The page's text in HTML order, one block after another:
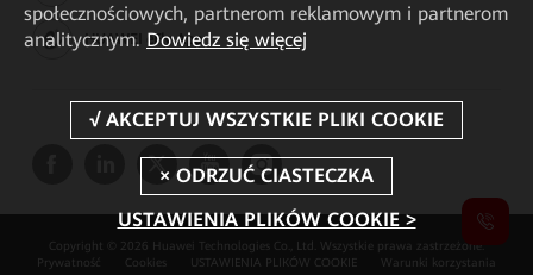
HUAWEI eFly App
Copyright © 2026 Huawei Technologies Co., Ltd. Wszystkie prawa zastrzeżone.
Prywatność
Cookies USTAWIENIA PLIKÓW COOKIE Warunki korzystania
społecznościowych, partnerom reklamowym i partnerom
analitycznym. Dowiedz się więcej
USTAWIENIA PLIKÓW COOKIE >